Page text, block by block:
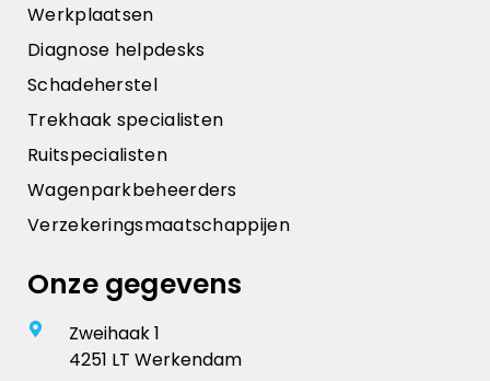
Werkplaatsen
Diagnose helpdesks
Schadeherstel
Trekhaak specialisten
Ruitspecialisten
Wagenparkbeheerders
Verzekeringsmaatschappijen
Onze gegevens
Zweihaak 1
4251 LT Werkendam